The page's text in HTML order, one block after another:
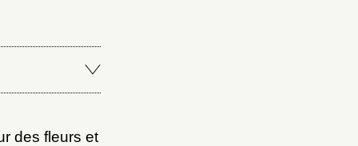
des fleurs et
Fermer